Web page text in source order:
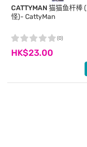
CATTYMAN 猫猫鱼杆棒
怪)- CattyMan
HK$23.00
(0)